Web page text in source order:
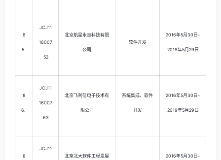
8
5.
JCJ11
16007
52
北京航星永志科技有限
公司
软件开发
2016年5月30日-
2019年5月29日
8
6.
JCJ11
16007
63
北京飞利信电子技术有
限公司
系统集成、软件
开发
2016年5月30日-
2019年5月29日
8
JCJ11
北京北大软件工程发展 2016年5月30日-